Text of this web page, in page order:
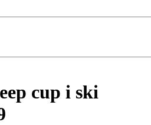
cup i ski